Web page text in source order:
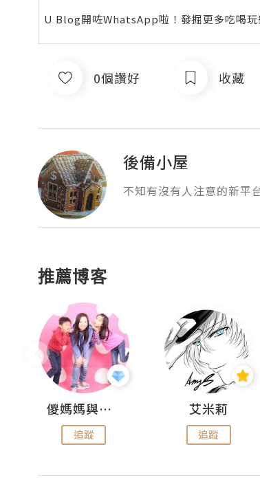
U Blog開咗WhatsApp啦！發掘更多吃喝玩
0個讚好 收藏
後備小屋
不知有沒有人注意的新平
推薦博客
儍媽媽與兩隻小魔怪之家
追蹤
艾米莉
追蹤